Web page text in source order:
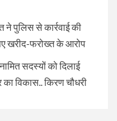
ने पुलिस से कार्रवाई की
खरीद-फरोख्त के आरोप
सदस्यों को दिलाई
विकास.. किरण चौधरी